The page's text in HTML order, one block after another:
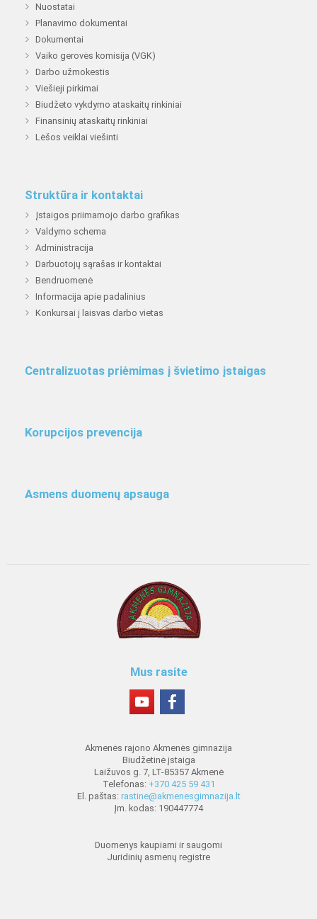
Nuostatai
Planavimo dokumentai
Dokumentai
Vaiko gerovės komisija (VGK)
Darbo užmokestis
Viešieji pirkimai
Biudžeto vykdymo ataskaitų rinkiniai
Finansinių ataskaitų rinkiniai
Lėšos veiklai viešinti
Struktūra ir kontaktai
Įstaigos priimamojo darbo grafikas
Valdymo schema
Administracija
Darbuotojų sąrašas ir kontaktai
Bendruomenė
Informacija apie padalinius
Konkursai į laisvas darbo vietas
Centralizuotas priėmimas į švietimo įstaigas
Korupcijos prevencija
Asmens duomenų apsauga
Mus rasite
Akmenės rajono Akmenės gimnazija
Biudžetinė įstaiga
Laižuvos g. 7, LT-85357 Akmenė
Telefonas: +370 425 59 431
El. paštas: rastine@akmenesgimnazija.lt
Įm. kodas: 190447774
Duomenys kaupiami ir saugomi
Juridinių asmenų registre